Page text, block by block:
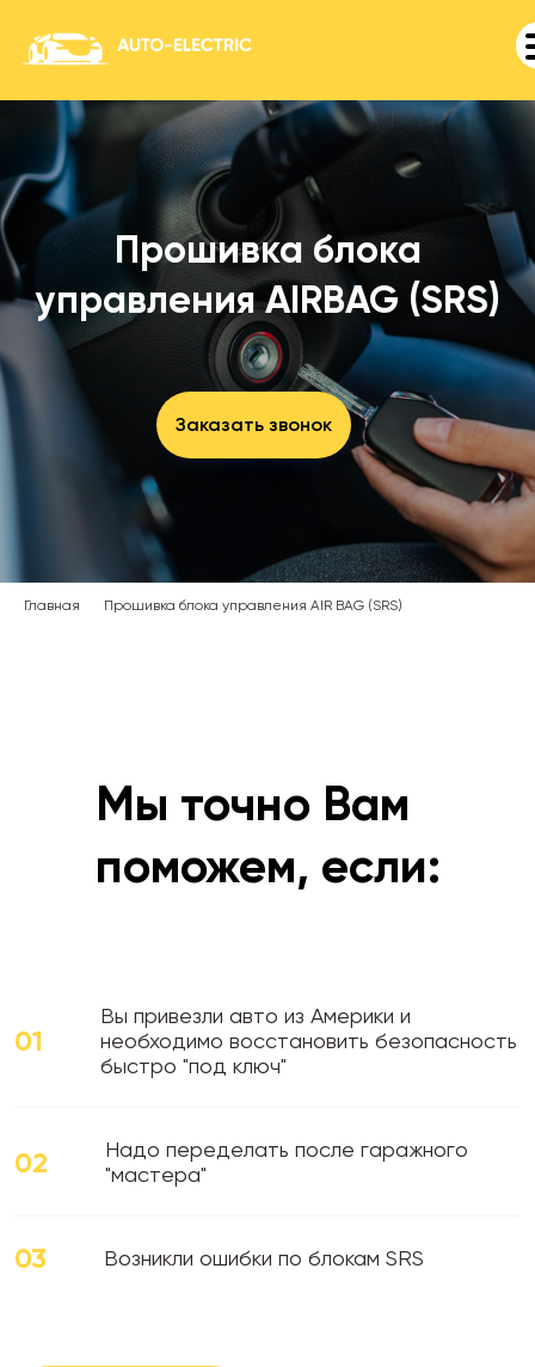
Прошивка блока
управления AIRBAG (SRS)
Заказать звонок
Главная Прошивка блока управления AIR BAG (SRS)
Мы точно Вам
поможем, если:
01
Вы привезли авто из Америки и
необходимо восстановить безопасность
быстро "под ключ"
02
Надо переделать после гаражного
"мастера"
03 Возникли ошибки по блокам SRS